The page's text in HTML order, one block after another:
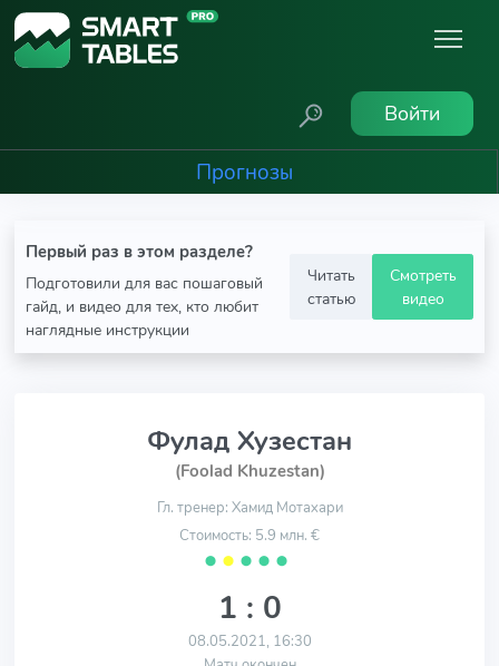
Войти
Прогнозы
Первый раз в этом разделе?
Подготовили для вас пошаговый
гайд, и видео для тех, кто любит
наглядные инструкции
Читать
статью
Смотреть
видео
Фулад Хузестан
(Foolad Khuzestan)
Гл. тренер: Хамид Мотахари
Стоимость: 5.9 млн. €
⬤ ⬤ ⬤ ⬤ ⬤
1 : 0
08.05.2021, 16:30